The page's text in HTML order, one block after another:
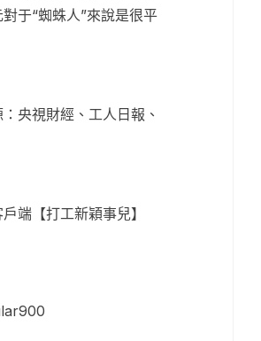
于“蜘蛛人”來說是很平
視財經、工人日報、
【打工新穎事兒】